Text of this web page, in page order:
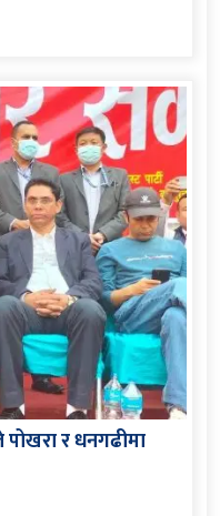
पोखरा र धनगढीमा